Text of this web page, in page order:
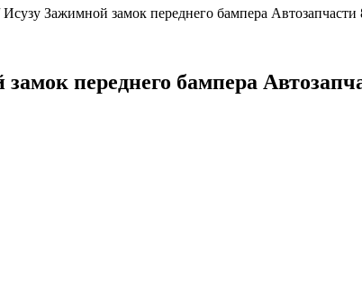
Исузу Зажимной замок переднего бампера
переднего бампера